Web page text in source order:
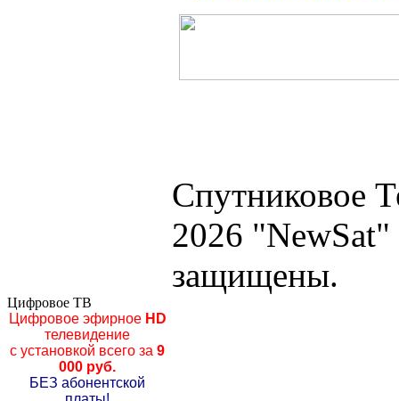
Спутниковое
2026
защищены.
Цифровое ТВ
Цифровое эфирноеHD
телевидение
с установкой всего за 9
000 руб.
БЕЗ абонентской